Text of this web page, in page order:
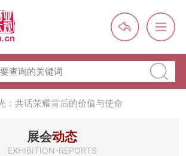
计师】职业技能培训及认定班开班通知
统酒类经销商群体会消失吗？
展会动态
EXHIBITION-REPORTS